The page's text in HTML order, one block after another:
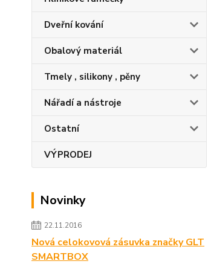
Dveřní kování
Obalový materiál
Tmely , silikony , pěny
Nářadí a nástroje
Ostatní
VÝPRODEJ
Novinky
22.11.2016
Nová celokovová zásuvka značky GLT
SMARTBOX